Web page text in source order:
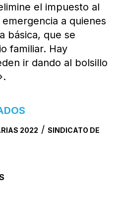
el impuesto al
a quienes
básica, que se
familiar. Hay
ir dando al bolsillo
2022 / SINDICATO DE